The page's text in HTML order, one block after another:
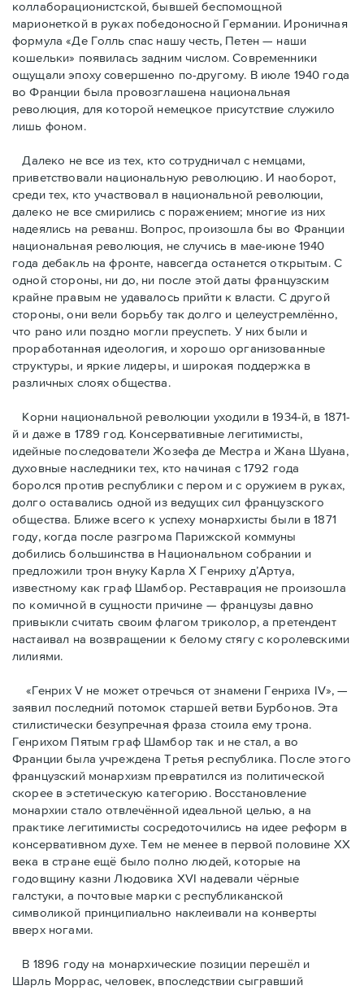
коллаборационистской, бывшей беспомощной
марионеткой в руках победоносной Германии. Ироничная
формула «Де Голль спас нашу честь, Петен — наши
кошельки» появилась задним числом. Современники
ощущали эпоху совершенно по-другому. В июле 1940 года
во Франции была провозглашена национальная
революция, для которой немецкое присутствие служило
лишь фоном.
Далеко не все из тех, кто сотрудничал с немцами,
приветствовали национальную революцию. И наоборот,
среди тех, кто участвовал в национальной революции,
далеко не все смирились с поражением; многие из них
надеялись на реванш. Вопрос, произошла бы во Франции
национальная революция, не случись в мае-июне 1940
года дебакль на фронте, навсегда останется открытым. С
одной стороны, ни до, ни после этой даты французским
крайне правым не удавалось прийти к власти. С другой
стороны, они вели борьбу так долго и целеустремлённо,
что рано или поздно могли преуспеть. У них были и
проработанная идеология, и хорошо организованные
структуры, и яркие лидеры, и широкая поддержка в
различных слоях общества.
Корни национальной революции уходили в 1934-й, в 1871-
й и даже в 1789 год. Консервативные легитимисты,
идейные последователи Жозефа де Местра и Жана Шуана,
духовные наследники тех, кто начиная с 1792 года
боролся против республики с пером и с оружием в руках,
долго оставались одной из ведущих сил французского
общества. Ближе всего к успеху монархисты были в 1871
году, когда после разгрома Парижской коммуны
добились большинства в Национальном собрании и
предложили трон внуку Карла Х Генриху д’Артуа,
известному как граф Шамбор. Реставрация не произошла
по комичной в сущности причине — французы давно
привыкли считать своим флагoм триколор, а претендент
настаивал на возвращении к белому стягу с королевскими
лилиями.
«Генрих V не может отречься от знамени Генриха IV», —
заявил последний потомок старшей ветви Бурбонов. Эта
стилистически безупречная фраза стоила ему трона.
Генрихом Пятым граф Шамбор так и не стал, а во
Франции была учреждена Третья республика. После этого
французский монархизм превратился из политической
скорее в эстетическую категорию. Восстановление
монархии стало отвлечённой идеальной целью, а на
практике легитимисты сосредоточились на идее реформ в
консервативном духе. Тем не менее в первой половине ХХ
века в стране ещё было полно людей, которые на
годовщину казни Людовика XVI надевали чёрные
галстуки, а почтовые марки с республиканской
символикой принципиально наклеивали на конверты
вверх ногами.
В 1896 году на монархические позиции перешёл и
Шарль Моррас, человек, впоследствии сыгравший